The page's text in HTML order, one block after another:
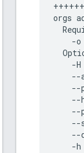
orgs
-o
-H
--
--
--
--
--
--
-h